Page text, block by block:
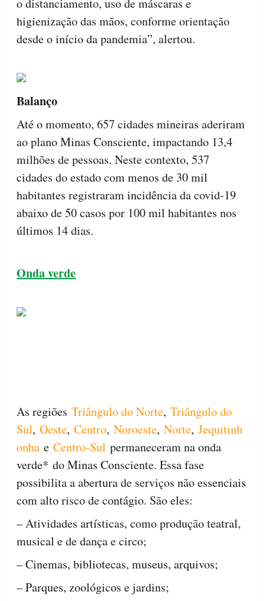
o distanciamento, uso de máscaras e
higienização das mãos, conforme orientação
desde o início da pandemia”, alertou.
Balanço
Até o momento, 657 cidades mineiras aderiram
ao plano Minas Consciente, impactando 13,4
milhões de pessoas. Neste contexto, 537
cidades do estado com menos de 30 mil
habitantes registraram incidência da covid-19
abaixo de 50 casos por 100 mil habitantes nos
últimos 14 dias.
Onda verde
As regiõesTriângulo do Norte,Triângulo do
Sul,Oeste,Centro,Noroeste,Norte,Jequitinh
onha eCentro-Sul permaneceram na onda
verde* do Minas Consciente. Essa fase
possibilita a abertura de serviços não essenciais
com alto risco de contágio. São eles:
– Atividades artísticas, como produção teatral,
musical e de dança e circo;
– Cinemas, bibliotecas, museus, arquivos;
– Parques, zoológicos e jardins;